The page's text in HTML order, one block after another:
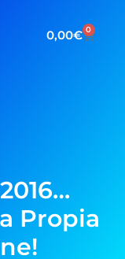
0,00€ 0
Propia